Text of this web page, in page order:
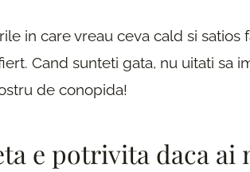
in care vreau ceva cald si satios
Cand sunteti gata, nu uitati sa
de conopida!
e potrivita daca ai